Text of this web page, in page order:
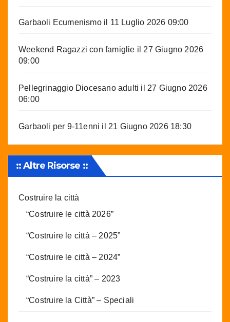
Garbaoli Ecumenismoil 11 Luglio 2026 09:00
Weekend Ragazzi con famiglie il 27 Giugno 2026
09:00
Pellegrinaggio Diocesano adulti il 27 Giugno 2026
06:00
Garbaoli per 9-11enni il 21 Giugno 2026 18:30
:: Altre Risorse ::
Costruire la città
“Costruire le città 2026”
“Costruire le città – 2025”
“Costruire le città – 2024”
“Costruire la città” – 2023
“Costruire la Città” – Speciali